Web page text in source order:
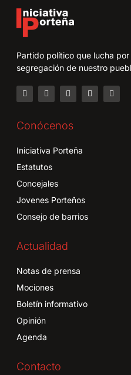
Partido político que lucha
segregación de nuestro
Conócenos
Iniciativa Porteña
Estatutos
Concejales
Jovenes Porteños
Consejo de barrios
Actualidad
Notas de prensa
Mociones
Boletín informativo
Opinión
Agenda
Contacto